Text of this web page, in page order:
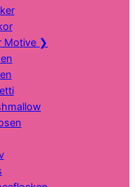
Motive ❯